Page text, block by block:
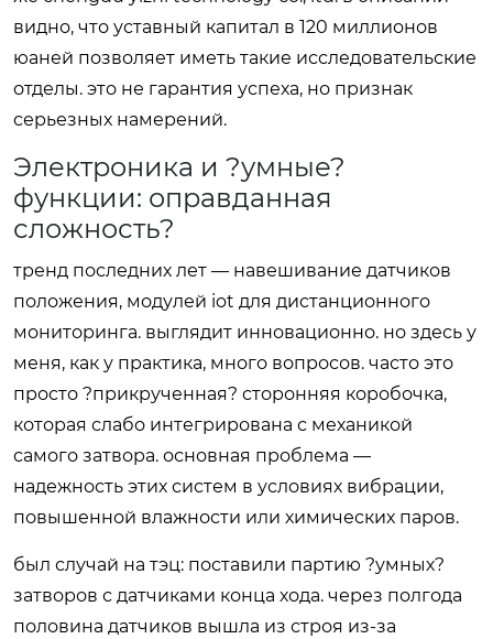
видно, что уставный капитал в 120 миллионов
юаней позволяет иметь такие исследовательские
отделы. это не гарантия успеха, но признак
серьезных намерений.
Электроника и ?умные?
функции: оправданная
сложность?
тренд последних лет — навешивание датчиков
положения, модулей iot для дистанционного
мониторинга. выглядит инновационно. но здесь у
меня, как у практика, много вопросов. часто это
просто ?прикрученная? сторонняя коробочка,
которая слабо интегрирована с механикой
самого затвора. основная проблема —
надежность этих систем в условиях вибрации,
повышенной влажности или химических паров.
был случай на тэц: поставили партию ?умных?
затворов с датчиками конца хода. через полгода
половина датчиков вышла из строя из-за